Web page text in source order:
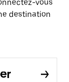
vous
destination